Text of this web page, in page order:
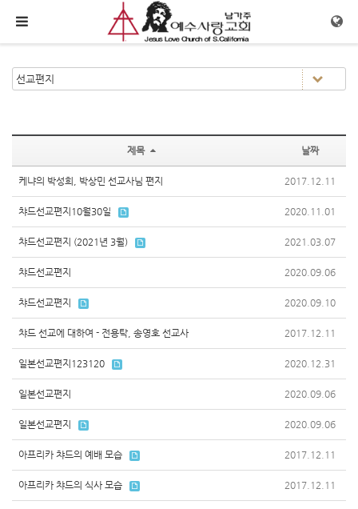
메뉴 건너뛰기
제목 날짜
케냐의 박성희, 박상민 선교사님 편지 2017.12.11
챠드선교편지10월30일 2020.11.01
챠드선교편지 (2021년 3월) 2021.03.07
챠드선교편지 2020.09.06
챠드선교편지 2020.09.10
챠드 선교에 대하여 - 전용탁, 송영호 선교사 2017.12.11
일본선교편지123120 2020.12.31
일본선교편지 2020.09.06
일본선교편지 2020.09.06
아프리카 챠드의 예배 모습 2017.12.11
아프리카 챠드의 식사 모습 2017.12.11